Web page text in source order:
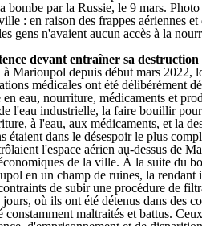
par la Russie, le 9 mars.
: en raison des frappes aériennes
gens n'avaient aucun accès à la
devant entraîner sa
Marioupol depuis début mars
médicales ont été
eau, nourriture, médicaments et
l'eau industrielle, la faire bouillir
à l'eau, aux médicaments, et la
étaient dans le désespoir le plus
l'espace aérien au-dessus de
de la ville. À la suite du
en un champ de ruines, la
de subir une procédure de
où ils ont été détenus dans
maltraités et battus.